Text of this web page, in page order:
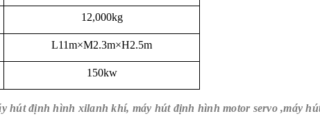
12,000kg
L11m×M2.3m×H2.5m
150kw
hút định hình xilanh khí, máy hút định hình motor servo ,máy